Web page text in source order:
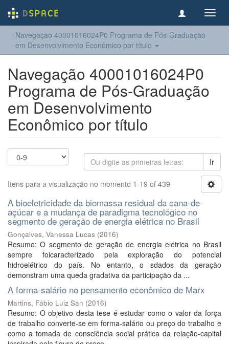
Navegação 40001016024P0 Programa de Pós-Graduação
em Desenvolvimento Econômico por título
Navegação 40001016024P0
Programa de Pós-Graduação
em Desenvolvimento
Econômico por título
Ir
Itens para a visualização no momento 1-19 of 439
A bioeletricidade da biomassa residual da cana-de-
açúcar e a mudança de paradigma tecnológico no
segmento de geração de energia elétrica no Brasil
Gonçalves, Vanessa Lucas (2016)
Resumo: O segmento de geração de energia elétrica no Brasil
sempre foicaracterizado pela exploração do potencial
hidroelétrico do país. No entanto, o sdados da geração
demonstram uma queda gradativa da participação da ...
A forma-salário no pensamento econômico de Marx
Martins, Fábio Luiz San (2016)
Resumo: O objetivo desta tese é estudar como o valor da força
de trabalho converte-se em forma-salário ou preço do trabalho e
como a tomada de consciência social prática da relação-capital